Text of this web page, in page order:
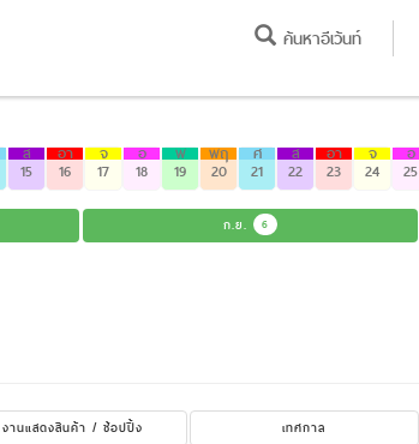
ค้นหาอีเว้นท์
ส
15
อา
16
จ
17
อ
18
พ
19
พฤ
20
ศ
21
ส
22
อา
23
จ
24
อ
25
ก.ย. 6
งานแสดงสินค้า / ช้อปปิ้ง เทศกาล